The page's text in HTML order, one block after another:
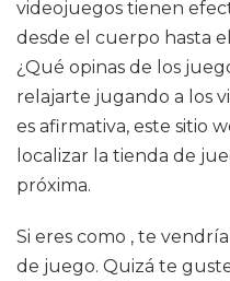
videojuegos tienen
desde el cuerpo hasta
¿Qué opinas de los
relajarte jugando a los
es afirmativa, este sitio
localizar la tienda de
próxima.
Si eres como , te
de juego. Quizá te